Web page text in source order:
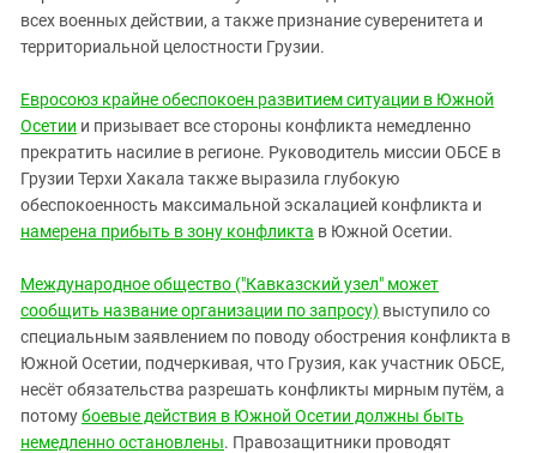
всех военных действии, а также признание суверенитета и
территориальной целостности Грузии.
Евросоюз крайне обеспокоен развитием ситуации в Южной
Осетии и призывает все стороны конфликта немедленно
прекратить насилие в регионе. Руководитель миссии ОБСЕ в
Грузии Терхи Хакала также выразила глубокую
обеспокоенность максимальной эскалацией конфликта и
намерена прибыть в зону конфликта в Южной Осетии.
Международное общество ("Кавказский узел" может
сообщить название организации по запросу) выступило со
специальным заявлением по поводу обострения конфликта в
Южной Осетии, подчеркивая, что Грузия, как участник ОБСЕ,
несёт обязательства разрешать конфликты мирным путём, а
потомубоевые действия в Южной Осетии должны быть
немедленно остановлены. Правозащитники проводят